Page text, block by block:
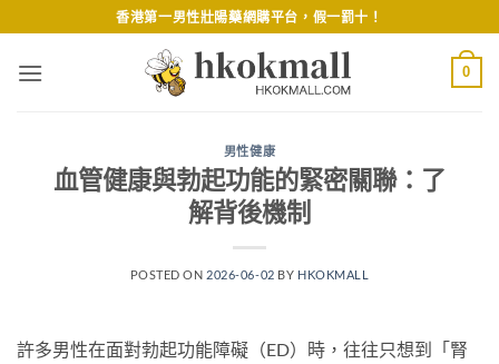
to
content
香港第一男性壯陽藥網購平台，假一罰十！
0
男性健康
血管健康與勃起功能的緊密關聯：了
解背後機制
POSTED ON 2026-06-02 BY HKOKMALL
許多男性在面對勃起功能障礙（ED）時，往往只想到「腎